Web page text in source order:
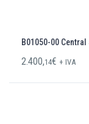
B01050-00
2.400,14€ + IVA